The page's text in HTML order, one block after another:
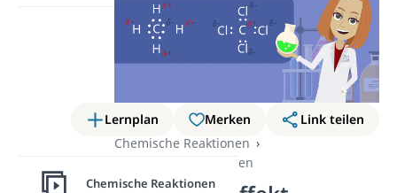
Lernplan Merken
Link teilen
Chemische Reaktionen
Organische Reaktionen
Chemische Reaktionen